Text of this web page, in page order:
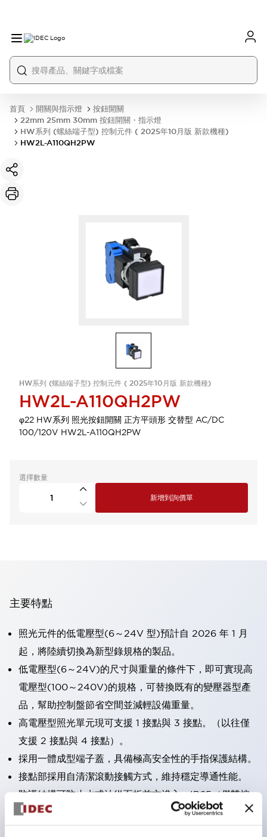
首頁 開關與指示燈
按鈕開關
22mm 25mm 30mm 按鈕開關・指示燈
HW系列 (螺絲端子型) 控制元件 ( 2025年10月版 新款機種)
HW2L-A110QH2PW
HW系列 (螺絲端子型) 控制元件 ( 2025年10月版 新款機種)
HW2L-A110QH2PW
φ22 HW系列 照光按鈕開關 正方平頭形 交替型 AC/DC
100/120V HW2L-A110QH2PW
選擇數量
新增到詢價單
主要特點
照光元件的低電壓型(6～24V 型)預計自 2026 年 1 月
起，將陸續切換為新型錄規格的製品。
低電壓型(6～24V)的尺寸與重量的條件下，即可實現高
電壓型(100～240V)的規格，可替換既有的變壓器型產
品，幫助控制盤節省空間並減輕設備重量。
高電壓型照光單元現可支援 1 接點與 3 接點。（以往僅
支援 2 接點與 4 接點）。
採用一體成型端子蓋，具備極高安全性的手指保護結構。
接點部採用自清潔滾動接觸方式，維持穩定導通性能。
防護結構可防止水或油從面板前方滲入：IP65（僅雙按
鈕開關為 IP40）。